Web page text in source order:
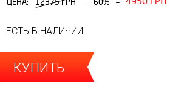
ЦЕНА: 12375 ГРН 60% =
ЕСТЬ В НАЛИЧИИ
КУПИТЬ